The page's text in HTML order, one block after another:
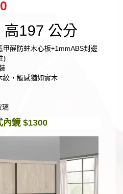
高197 公分
醛防蛀木心板+1mmABS封邊
)
紋，觸感猶如實木
璃
內鏡 $1300